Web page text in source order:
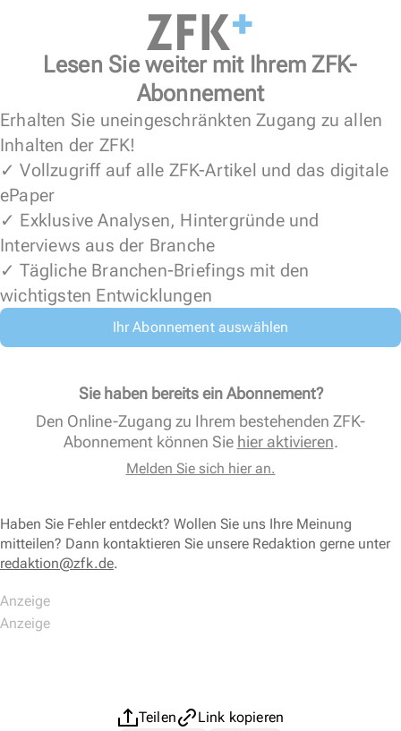
Lesen Sie weiter mit Ihrem ZFK-
Abonnement
Erhalten Sie uneingeschränkten Zugang zu allen
Inhalten der ZFK!
✓ Vollzugriff auf alle ZFK-Artikel und das digitale
ePaper
✓ Exklusive Analysen, Hintergründe und
Interviews aus der Branche
✓ Tägliche Branchen-Briefings mit den
wichtigsten Entwicklungen
Ihr Abonnement auswählen
Sie haben bereits ein Abonnement?
Den Online-Zugang zu Ihrem bestehenden ZFK-
Abonnement können Sie hier aktivieren.
Melden Sie sich hier an.
Haben Sie Fehler entdeckt? Wollen Sie uns Ihre Meinung
mitteilen? Dann kontaktieren Sie unsere Redaktion gerne unter
redaktion@zfk.de.
Teilen
Link kopieren